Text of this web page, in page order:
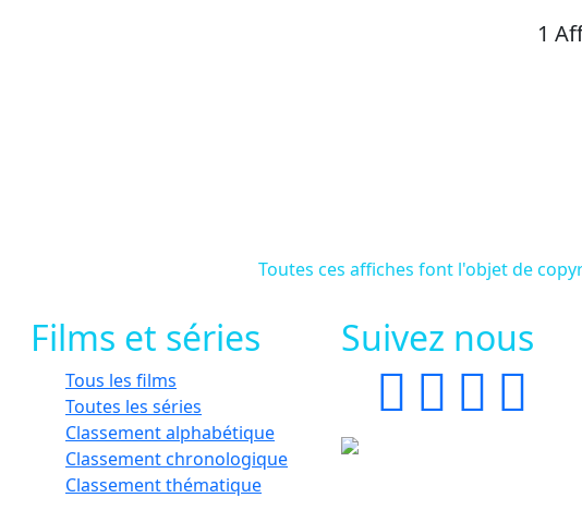
1
Toutes ces affiches font l'objet de
Films et séries
Tous les films
Toutes les séries
Classement alphabétique
Classement chronologique
Classement thématique
Suivez nous